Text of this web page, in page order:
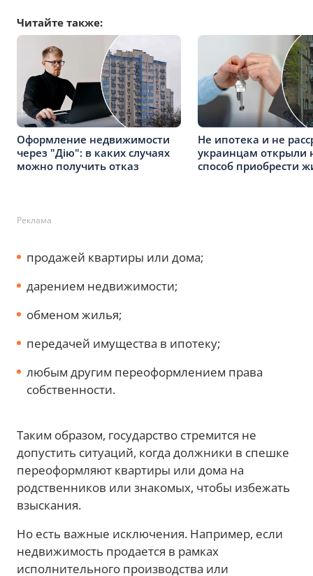
Читайте также:
Оформление недвижимости
через "Дію": в каких случаях
можно получить отказ
Не ипотека и не
украинцам открыли
способ приобрести
Реклама
продажей квартиры или дома;
дарением недвижимости;
обменом жилья;
передачей имущества в ипотеку;
любым другим переоформлением права
собственности.
Таким образом, государство стремится не
допустить ситуаций, когда должники в спешке
переоформляют квартиры или дома на
родственников или знакомых, чтобы избежать
взыскания.
Но есть важные исключения. Например, если
недвижимость продается в рамках
исполнительного производства или